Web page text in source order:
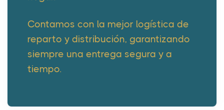
Contamos con la mejor logística de
reparto y distribución, garantizando
siempre una entrega segura y a
tiempo.